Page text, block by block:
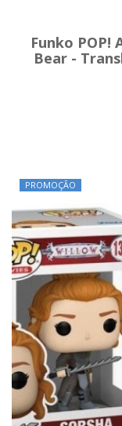
Funko POP!
Bear -
PROMOÇÃO